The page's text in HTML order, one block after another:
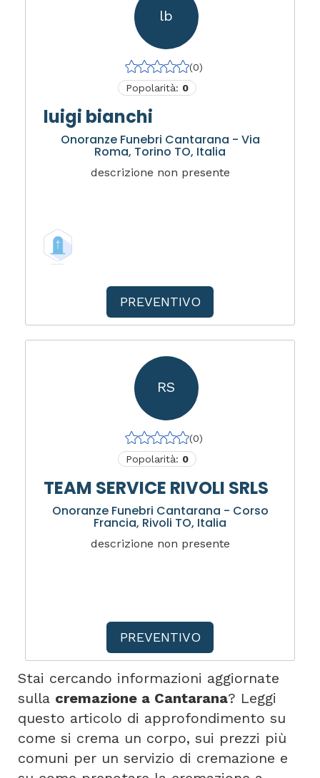
lb
(0)
Popolarità: 0
luigi bianchi
Onoranze Funebri Cantarana - Via
Roma, Torino TO, Italia
descrizione non presente
PREVENTIVO
RS
(0)
Popolarità: 0
TEAM SERVICE RIVOLI SRLS
Onoranze Funebri Cantarana - Corso
Francia, Rivoli TO, Italia
descrizione non presente
PREVENTIVO
Stai cercando informazioni aggiornate
sulla cremazione a Cantarana? Leggi
questo articolo di approfondimento su
come si crema un corpo, sui prezzi più
comuni per un servizio di cremazione e